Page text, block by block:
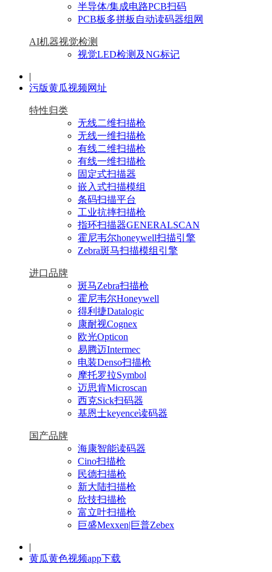
半导体/集成电路PCB扫码
PCB板多拼板自动读码器组网
AI机器视觉检测
视觉LED检测及NG标记
|
污版黄瓜视频网址
特性归类
无线二维扫描枪
无线一维扫描枪
有线二维扫描枪
有线一维扫描枪
固定式扫描器
嵌入式扫描模组
条码扫描平台
工业抗摔扫描枪
指环扫描器GENERALSCAN
霍尼韦尔honeywell扫描引擎
Zebra斑马扫描模组引擎
进口品牌
斑马Zebra扫描枪
霍尼韦尔Honeywell
得利捷Datalogic
康耐视Cognex
欧光Opticon
易腾迈Intermec
电装Denso扫描枪
摩托罗拉Symbol
迈思肯Microscan
西克Sick扫码器
基恩士keyence读码器
国产品牌
海康智能读码器
Cino扫描枪
民德扫描枪
新大陆扫描枪
欣技扫描枪
富立叶扫描枪
巨盛Mexxen|巨普Zebex
|
黄瓜黄色视频app下载